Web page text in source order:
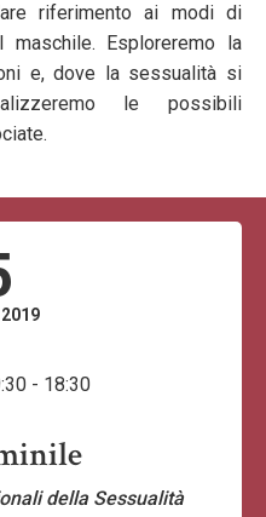
riferimento ai modi di
Esploreremo la
e, dove la sessualità si
le possibili
- 18:30
della Sessualità